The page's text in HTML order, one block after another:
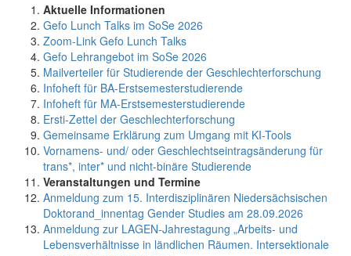
Aktuelle Informationen
Gefo Lunch Talks im SoSe 2026
Zoom-Link Gefo Lunch Talks
Gefo Lehrangebot im SoSe 2026
Mailverteiler für Studierende der Geschlechterforschung
Infoheft für BA-Erstsemesterstudierende
Infoheft für MA-Erstsemesterstudierende
Ersti-Zettel der Geschlechterforschung
Gemeinsame Erklärung zum Umgang mit KI-Tools
Vornamens- und/ oder Geschlechtseintragsänderung für
trans*, inter* und nicht-binäre Studierende
Veranstaltungen und Termine
Anmeldung zum 15. Interdisziplinären Niedersächsischen
Doktorand_innentag Gender Studies am 28.09.2026
Anmeldung zur LAGEN-Jahrestagung „Arbeits- und
Lebensverhältnisse in ländlichen Räumen. Intersektionale